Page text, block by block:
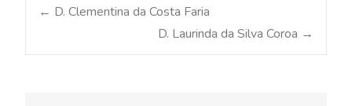
Post
← D. Clementina da Costa Faria
D. Laurinda da Silva Coroa →